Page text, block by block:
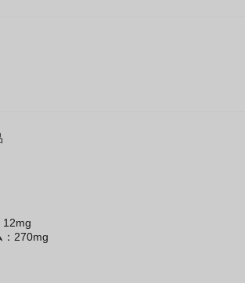
12mg
：270mg